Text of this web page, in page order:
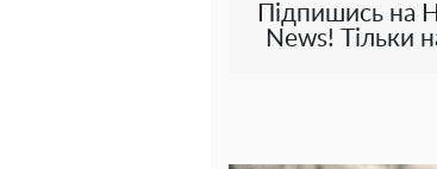
Підпишись на
News! Тільки